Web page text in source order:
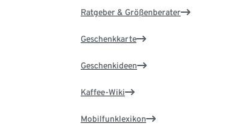
Ratgeber & Größenberater
Geschenkkarte
Geschenkideen
Kaffee-Wiki
Mobilfunklexikon